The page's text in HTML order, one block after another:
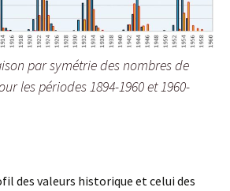
par symétrie des nombres de
les périodes 1894-1960 et 1960-
des valeurs historique et celui des